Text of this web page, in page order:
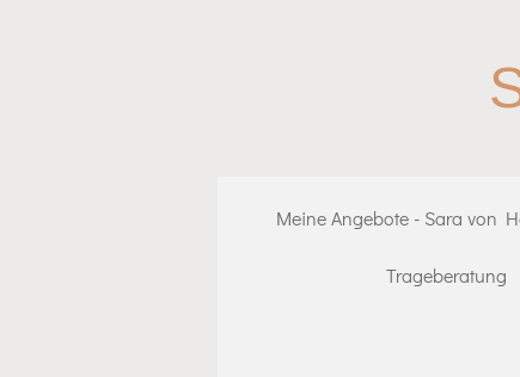
Meine Angebote - Sara von
Trageberatung